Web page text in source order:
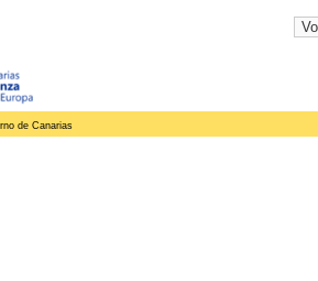
de Canarias